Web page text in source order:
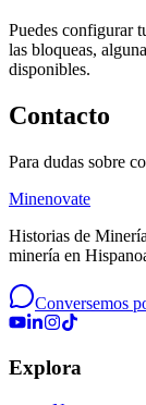
Puedes configurar
las bloqueas,
disponibles.
Contacto
Para dudas sobre
Minenovate
Historias de
minería en
Conversemos
Explora